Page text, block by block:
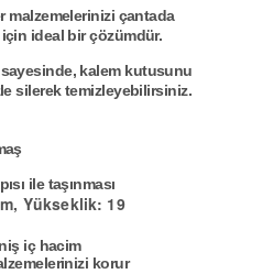
malzemelerinizi çantada
için ideal bir çözümdür.
kalem kutusunu
silerek temizleyebilirsiniz.
ile taşınması
Yükseklik: 19
iç hacim
korur